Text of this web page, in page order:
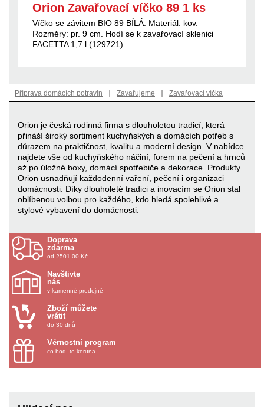
Orion Zavařovací víčko 89 1 ks
Víčko se závitem BIO 89 BÍLÁ. Materiál: kov.
Rozměry: pr. 9 cm. Hodí se k zavařovací sklenici
FACETTA 1,7 l (129721).
Příprava domácích potravin | Zavařujeme | Zavařovací víčka
Orion je česká rodinná firma s dlouholetou tradicí, která
přináší široký sortiment kuchyňských a domácích potřeb s
důrazem na praktičnost, kvalitu a moderní design. V nabídce
najdete vše od kuchyňského náčiní, forem na pečení a hrnců
až po úložné boxy, domácí spotřebiče a dekorace. Produkty
Orion usnadňují každodenní vaření, pečení i organizaci
domácnosti. Díky dlouholeté tradici a inovacím se Orion stal
oblíbenou volbou pro každého, kdo hledá spolehlivé a
stylové vybavení do domácnosti.
Doprava
zdarma
od 2501.00 Kč
Navštivte
nás
v kamenné prodejně
Zboží můžete
vrátit
do 30 dnů
Věrnostní program
co bod, to koruna